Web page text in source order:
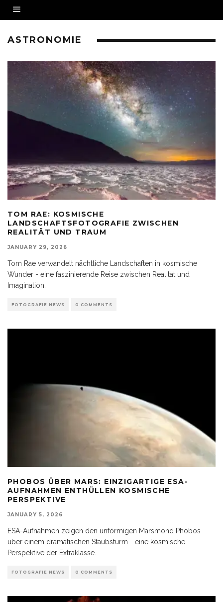
ASTRONOMIE
TOM RAE: KOSMISCHE
LANDSCHAFTSFOTOGRAFIE ZWISCHEN
REALITÄT UND TRAUM
JANUARY 29, 2026
Tom Rae verwandelt nächtliche Landschaften in kosmische
Wunder - eine faszinierende Reise zwischen Realität und
Imagination.
FOTOGRAFIE NEWS 0 COMMENTS
PHOBOS ÜBER MARS: EINZIGARTIGE ESA-
AUFNAHMEN ENTHÜLLEN KOSMISCHE
PERSPEKTIVE
JANUARY 5, 2026
ESA-Aufnahmen zeigen den unförmigen Marsmond Phobos
über einem dramatischen Staubsturm - eine kosmische
Perspektive der Extraklasse.
FOTOGRAFIE NEWS 0 COMMENTS